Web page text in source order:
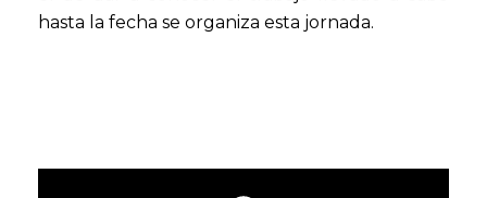
hasta la fecha se organiza esta jornada.